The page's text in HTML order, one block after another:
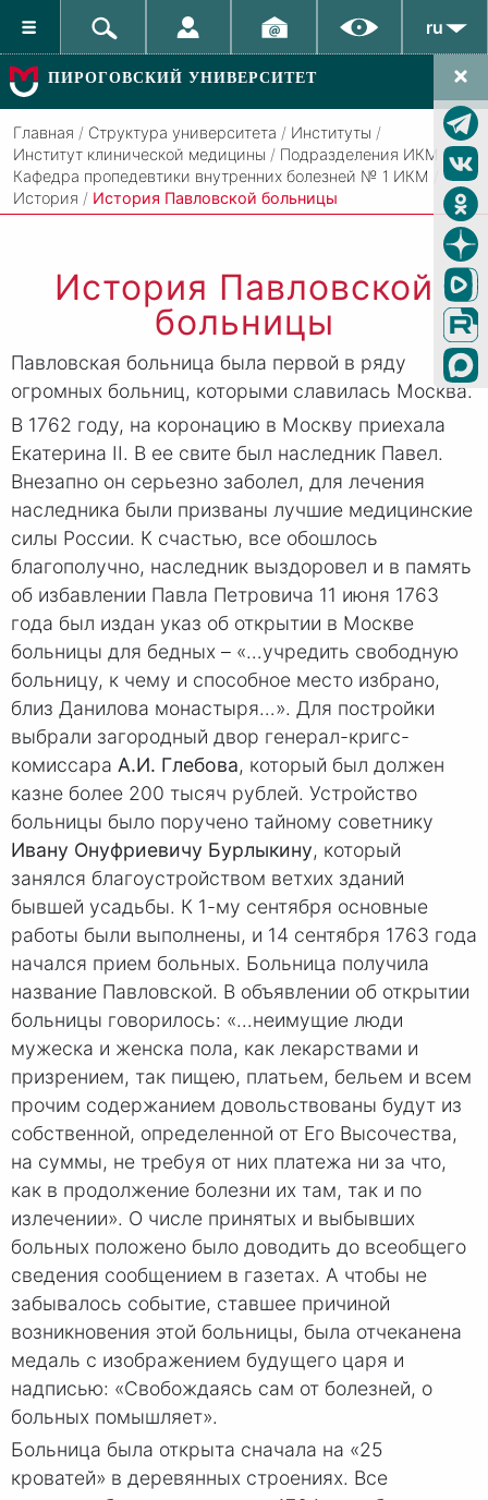
ru
ПИРОГОВСКИЙ УНИВЕРСИТЕТ
Главная / Структура университета / Институты /
Институт клинической медицины / Подразделения ИКМ /
Кафедра пропедевтики внутренних болезней № 1 ИКМ
История / История Павловской больницы
История Павловской
больницы
Павловская больница была первой в ряду
огромных больниц, которыми славилась Москва.
В 1762 году, на коронацию в Москву приехала
Екатерина II. В ее свите был наследник Павел.
Внезапно он серьезно заболел, для лечения
наследника были призваны лучшие медицинские
силы России. К счастью, все обошлось
благополучно, наследник выздоровел и в память
об избавлении Павла Петровича 11 июня 1763
года был издан указ об открытии в Москве
больницы для бедных – «…учредить свободную
больницу, к чему и способное место избрано,
близ Данилова монастыря…». Для постройки
выбрали загородный двор генерал-кригс-
комиссара А.И. Глебова, который был должен
казне более 200 тысяч рублей. Устройство
больницы было поручено тайному советнику
Ивану Онуфриевичу Бурлыкину, который
занялся благоустройством ветхих зданий
бывшей усадьбы. К 1-му сентября основные
работы были выполнены, и 14 сентября 1763 года
начался прием больных. Больница получила
название Павловской. В объявлении об открытии
больницы говорилось: «…неимущие люди
мужеска и женска пола, как лекарствами и
призрением, так пищею, платьем, бельем и всем
прочим содержанием довольствованы будут из
собственной, определенной от Его Высочества,
на суммы, не требуя от них платежа ни за что,
как в продолжение болезни их там, так и по
излечении». О числе принятых и выбывших
больных положено было доводить до всеобщего
сведения сообщением в газетах. А чтобы не
забывалось событие, ставшее причиной
возникновения этой больницы, была отчеканена
медаль с изображением будущего царя и
надписью: «Свобождаясь сам от болезней, о
больных помышляет».
Больница была открыта сначала на «25
кроватей» в деревянных строениях. Все